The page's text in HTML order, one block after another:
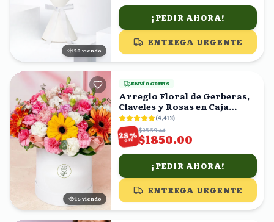
21 viendo
¡PEDIR AHORA!
ENTREGA URGENTE
18 viendo
ENVÍO GRATIS
Arreglo Floral de Gerberas,
Claveles y Rosas en Caja
Blanca
(4,413)
28%
OFF
$2569.44
$1850.00
¡PEDIR AHORA!
ENTREGA URGENTE